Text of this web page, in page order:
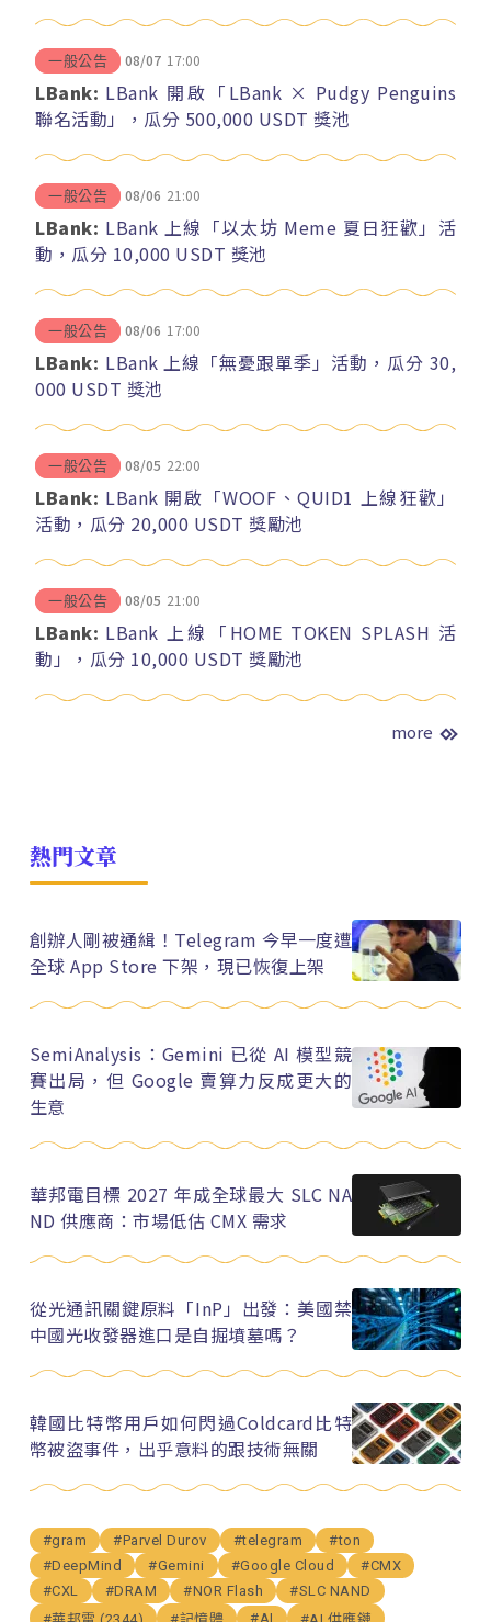
一般公告 08/07 17:00
LBank: LBank 開啟「LBank × Pudgy Penguins
聯名活動」，瓜分 500,000 USDT 獎池
一般公告 08/06 21:00
LBank: LBank 上線「以太坊 Meme 夏日狂歡」活
動，瓜分 10,000 USDT 獎池
一般公告 08/06 17:00
LBank: LBank 上線「無憂跟單季」活動，瓜分 30,
000 USDT 獎池
一般公告 08/05 22:00
LBank: LBank 開啟「WOOF、QUID1 上線狂歡」
活動，瓜分 20,000 USDT 獎勵池
一般公告 08/05 21:00
LBank: LBank 上線「HOME TOKEN SPLASH 活
動」，瓜分 10,000 USDT 獎勵池
more
熱門文章
創辦人剛被通緝！Telegram 今早一度遭
全球 App Store 下架，現已恢復上架
SemiAnalysis：Gemini 已從 AI 模型競
賽出局，但 Google 賣算力反成更大的
生意
華邦電目標 2027 年成全球最大 SLC NA
ND 供應商：市場低估 CMX 需求
從光通訊關鍵原料「InP」出發：美國禁
中國光收發器進口是自掘墳墓嗎？
韓國比特幣用戶如何閃過Coldcard比特
幣被盜事件，出乎意料的跟技術無關
#gram #Parvel Durov #telegram
#ton
#DeepMind
#Gemini #Google Cloud
#CMX
#CXL
#DRAM #NOR Flash
#SLC NAND
#AI